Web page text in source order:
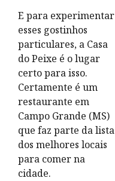
E para experimentar
esses gostinhos
particulares, a Casa
do Peixe é o lugar
certo para isso.
Certamente é um
restaurante em
Campo Grande (MS)
que faz parte da lista
dos melhores locais
para comer na
cidade.